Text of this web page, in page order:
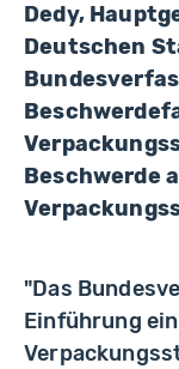
Dedy,
Deutschen
Beschwerde
"Das
Einführung